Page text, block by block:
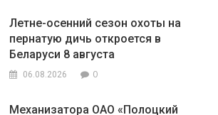
Летне-осенний сезон охоты на
пернатую дичь откроется в
Беларуси 8 августа
06.08.2026 0
Механизатора ОАО «Полоцкий